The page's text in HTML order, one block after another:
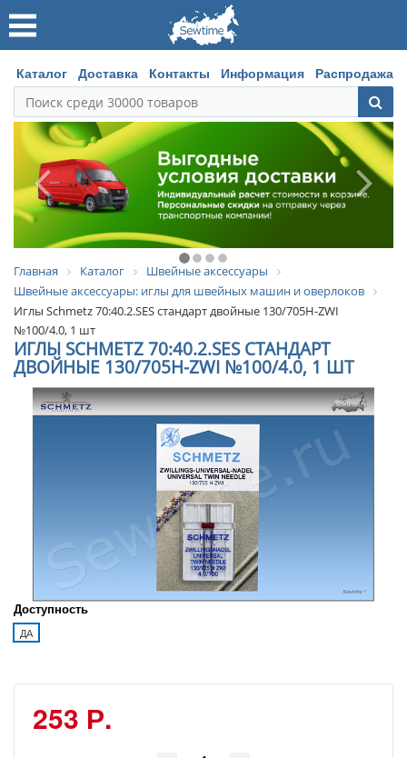
Каталог Доставка Контакты Информация Распродажа
Главная Каталог
Швейные аксессуары
Швейные аксессуары: иглы для швейных машин и оверлоков
Иглы Schmetz 70:40.2.SES стандарт двойные 130/705H-ZWI
№100/4.0, 1 шт
ИГЛЫ SCHMETZ 70:40.2.SES СТАНДАРТ
ДВОЙНЫЕ 130/705H-ZWI №100/4.0, 1 ШТ
Доступность
ДА
253 Р.